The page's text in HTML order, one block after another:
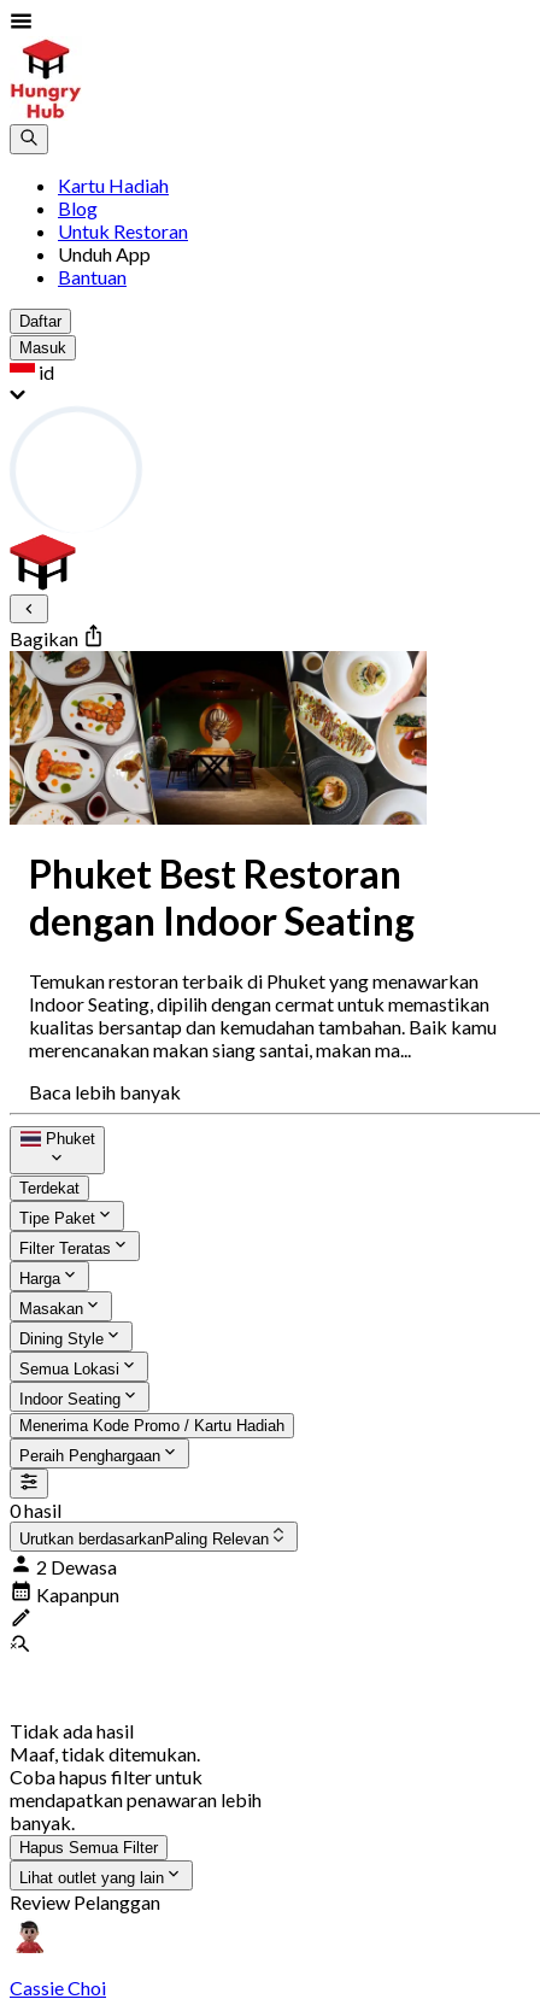
Kartu Hadiah
Blog
Untuk Restoran
Unduh App
Bantuan
Daftar
Masuk
id
Bagikan
Phuket Best Restoran
dengan Indoor Seating
Temukan restoran terbaik di Phuket yang menawarkan
Indoor Seating, dipilih dengan cermat untuk memastikan
kualitas bersantap dan kemudahan tambahan. Baik kamu
merencanakan makan siang santai, makan ma...
Baca lebih banyak
Phuket
Terdekat
Tipe Paket
Filter Teratas
Harga
Masakan
Dining Style
Semua Lokasi
Indoor Seating
Menerima Kode Promo / Kartu Hadiah
Peraih Penghargaan
0 hasil
Urutkan berdasarkanPaling Relevan
2 Dewasa
Kapanpun
Tidak ada hasil
Maaf, tidak ditemukan.
Coba hapus filter untuk
mendapatkan penawaran lebih
banyak.
Hapus Semua Filter
Lihat outlet yang lain
Review Pelanggan
Cassie Choi